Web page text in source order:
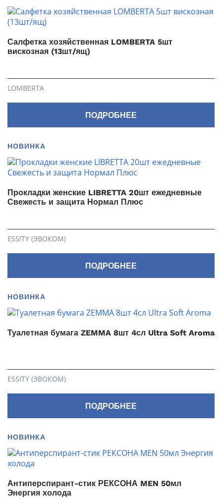
Салфетка хозяйственная LOMBERTA 5шт
вискозная (13шт/ящ)
LOMBERTA
ПОДРОБНЕЕ
НОВИНКА
Прокладки женские LIBRETTA 20шт ежедневные
Свежесть и защита Нормал Плюс
ESSITY (ЭВОКОМ)
ПОДРОБНЕЕ
НОВИНКА
Туалетная бумага ZEMMA 8шт 4сл Ultra Soft Aroma
ESSITY (ЭВОКОМ)
ПОДРОБНЕЕ
НОВИНКА
Антиперспирант-стик РЕКСОНА MEN 50мл
Энергия холода